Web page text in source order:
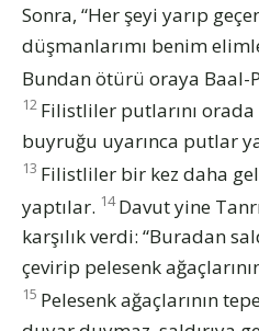
Sonra, “Her şeyi yarıp
düşmanlarımı benim
Bundan ötürü oraya Baal-
12 Filistliler putlarını
buyruğu uyarınca putlar
13 Filistliler bir kez daha
yaptılar. 14 Davut yine
karşılık verdi: “Buradan
çevirip pelesenk
15 Pelesenk ağaçlarının